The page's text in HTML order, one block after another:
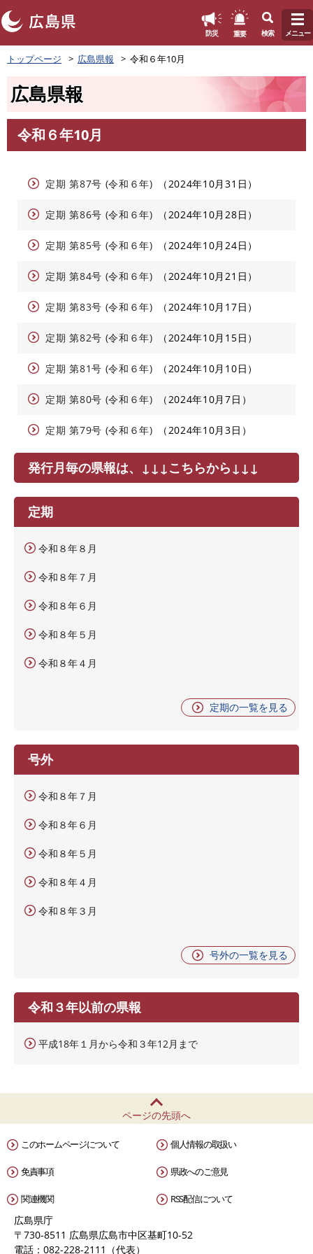
ペ
ー
頭
す
防災 重要 検索 メニュー
トップページ 広島県報 令和６年10月
広島県報
文
令和６年10月
定期 第87号 (令和６年) 2024年10月31日
定期 第86号 (令和６年) 2024年10月28日
定期 第85号 (令和６年) 2024年10月24日
定期 第84号 (令和６年) 2024年10月21日
定期 第83号 (令和６年) 2024年10月17日
定期 第82号 (令和６年) 2024年10月15日
定期 第81号 (令和６年) 2024年10月10日
定期 第80号 (令和６年) 2024年10月7日
定期 第79号 (令和６年) 2024年10月3日
発行月毎の県報は、↓↓↓こちらから↓↓↓
定期
令和８年８月
令和８年７月
令和８年６月
令和８年５月
令和８年４月
定期の一覧を見る
号外
令和８年７月
令和８年６月
令和８年５月
令和８年４月
令和８年３月
号外の一覧を見る
令和３年以前の県報
平成18年１月から令和３年12月まで
ページの先頭へ
このホームページについて 個人情報の取扱い
免責事項 県政へのご意見
関連機関 RSS配信について
広島県庁
〒730-8511 広島県広島市中区基町10-52
電話：082-228-2111（代表）